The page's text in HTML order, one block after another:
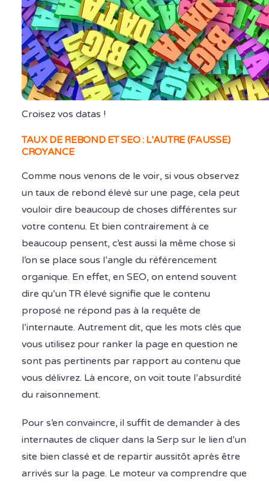
Croisez vos datas !
TAUX DE REBOND ET SEO : L’AUTRE (FAUSSE)
CROYANCE
Comme nous venons de le voir, si vous observez
un taux de rebond élevé sur une page, cela peut
vouloir dire beaucoup de choses différentes sur
votre contenu. Et bien contrairement à ce
beaucoup pensent, c’est aussi la même chose si
l’on se place sous l’angle du référencement
organique. En effet, en SEO, on entend souvent
dire qu’un TR élevé signifie que le contenu
proposé ne répond pas à la requête de
l’internaute. Autrement dit, que les mots clés que
vous utilisez pour ranker la page en question ne
sont pas pertinents par rapport au contenu que
vous délivrez. Là encore, on voit toute l’absurdité
du raisonnement.
Pour s’en convaincre, il suffit de demander à des
internautes de cliquer dans la Serp sur le lien d’un
site bien classé et de repartir aussitôt après être
arrivés sur la page. Le moteur va comprendre que